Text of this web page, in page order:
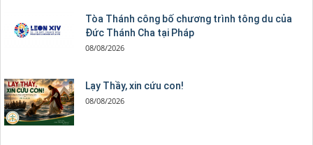
Tòa Thánh công bố chương trình tông du của
Đức Thánh Cha tại Pháp
08/08/2026
Lạy Thầy, xin cứu con!
08/08/2026